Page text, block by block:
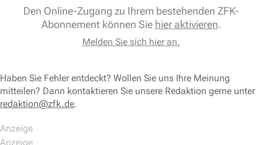
Den Online-Zugang zu Ihrem bestehenden ZFK-
Abonnement können Sie hier aktivieren.
Melden Sie sich hier an.
Haben Sie Fehler entdeckt? Wollen Sie uns Ihre Meinung
mitteilen? Dann kontaktieren Sie unsere Redaktion gerne unter
redaktion@zfk.de.